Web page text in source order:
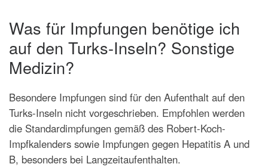
Was für Impfungen benötige ich
auf den Turks-Inseln? Sonstige
Medizin?
Besondere Impfungen sind für den Aufenthalt auf den
Turks-Inseln nicht vorgeschrieben. Empfohlen werden
die Standardimpfungen gemäß des Robert-Koch-
Impfkalenders sowie Impfungen gegen Hepatitis A und
B, besonders bei Langzeitaufenthalten.